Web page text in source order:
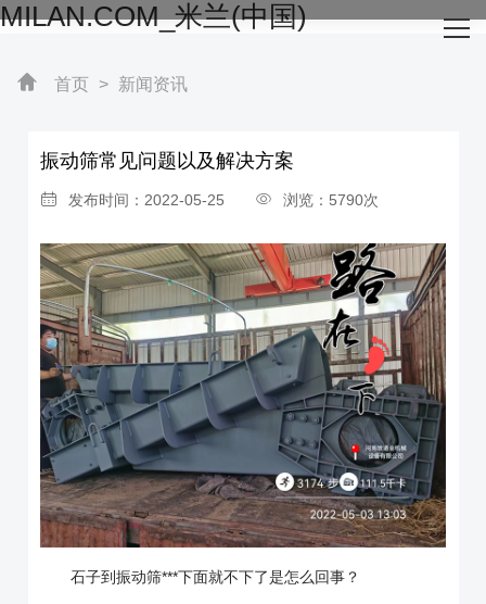
MILAN.COM_米兰(中国)
网站首页
关于我们
成功案例
生产设备
新闻资讯
MILAN.COM_米兰(中国)
首页 > 新闻资讯
振动筛常见问题以及解决方案
发布时间：2022-05-25 浏览：5790次
石子到振动筛***下面就不下了是怎么回事？